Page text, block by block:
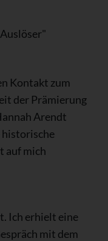
Kontakt zum
der Prämierung
Arendt
historische
auf mich
Ich erhielt eine
mit dem